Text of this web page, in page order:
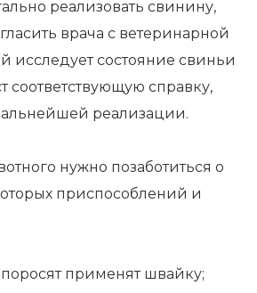
реализовать свинину,
врача с ветеринарной
исследует состояние свиньи
соответствующую справку,
реализации.
нужно позаботиться о
приспособлений и
применят швайку;